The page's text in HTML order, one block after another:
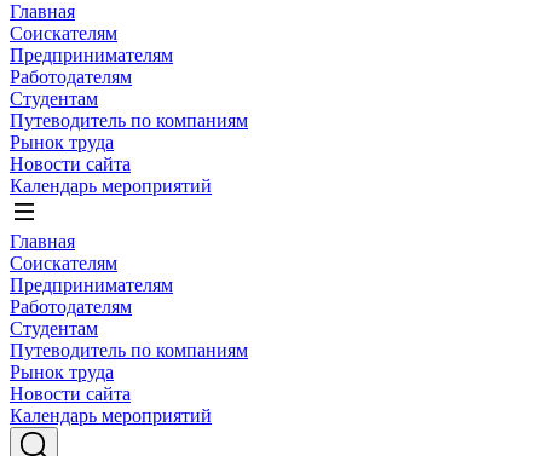
Главная
Соискателям
Предпринимателям
Работодателям
Студентам
Путеводитель по компаниям
Рынок труда
Новости сайта
Календарь мероприятий
Главная
Соискателям
Предпринимателям
Работодателям
Студентам
Путеводитель по компаниям
Рынок труда
Новости сайта
Календарь мероприятий